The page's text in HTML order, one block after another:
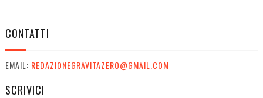
CONTATTI
EMAIL: REDAZIONEGRAVITAZERO@GMAIL.COM
SCRIVICI